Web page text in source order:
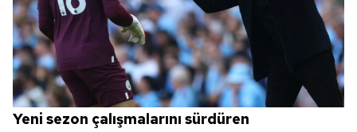
Yeni sezon çalışmalarını sürdüren